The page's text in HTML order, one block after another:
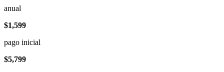
anual
$1,599
pago inicial
$5,799